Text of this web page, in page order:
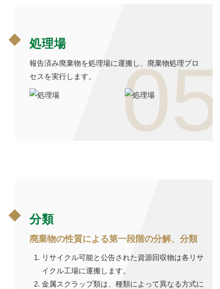
処理場
報告済み廃棄物を処理場に運搬し、廃棄物処理プロ
セスを実行します。
05
分類
廃棄物の性質による第一段階の分解、分類
リサイクル可能と公告された資源回収物は各リサ
イクル工場に運搬します。
金属スクラップ類は、種類によって異なる方式に